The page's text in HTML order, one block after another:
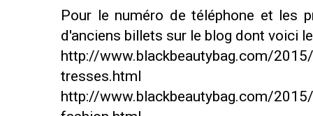
Pour le numéro de téléphone et les
d'anciens billets sur le blog dont voici
http://www.blackbeautybag.com/
tresses.html
http://www.blackbeautybag.com/